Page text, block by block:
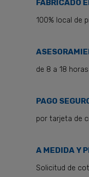
FABRICADO
100% local de
de 8 a 18
PAGO
por tarjeta de
A MEDIDA Y
Solicitud de